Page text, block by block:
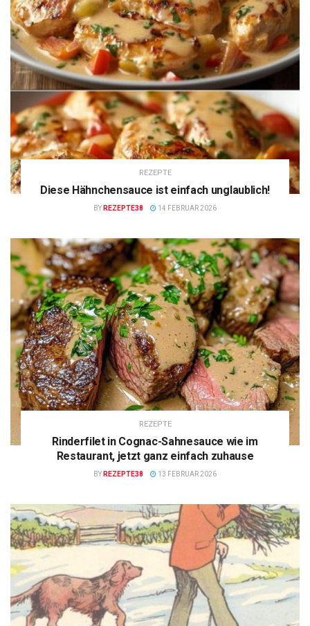
REZEPTE
Diese Hähnchensauce ist einfach unglaublich!
BY REZEPTE38 14 FEBRUAR 2026
REZEPTE
Rinderfilet in Cognac-Sahnesauce wie im
Restaurant, jetzt ganz einfach zuhause
BY REZEPTE38 13 FEBRUAR 2026